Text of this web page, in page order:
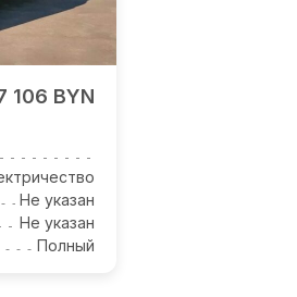
106 BYN
Не указан
Не указан
Полный